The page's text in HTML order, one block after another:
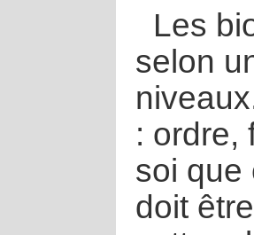
Les
selon
: ordre,
soi que
doit